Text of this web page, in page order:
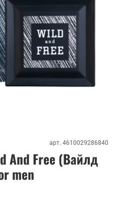
арт. 4610029286840
And Free (Вайлд
men